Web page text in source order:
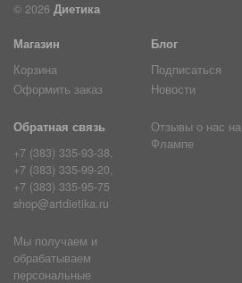
© 2026 Диетика
Магазин
Корзина
Оформить заказ
Блог
Подписаться
Новости
Обратная связь
+7 (383) 335-93-38,
+7 (383) 335-99-20,
+7 (383) 335-95-75
shop@artdietika.ru
Отзывы о нас на
Флампе
Мы получаем и
обрабатываем
персональные